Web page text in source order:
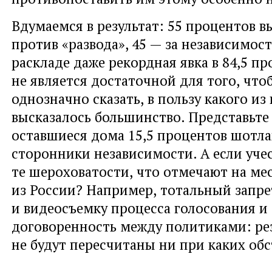
Вдумаемся в результат: 55 процентов
против «развода», 45 — за
раскладе даже рекордная явка в 84,5
не является достаточной для того,
однозначно сказать, в пользу какого
высказалось большинство.
оставшиеся дома 15,5 процентов
сторонники независимости. А если
те шероховатости, что отмечают на
из России? Например, тотальный
и видеосъемку процесса голосования
договоренность между политиками:
не будут пересчитаны ни при каких